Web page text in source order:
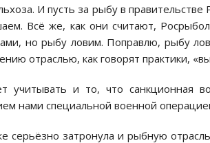
И пусть за рыбу в
Всё же, как они считают,
но рыбу ловим. Поправлю, рыбу
отраслью, как говорят практики,
учитывать и то, что санкционная
нами специальной военной
серьёзно затронула и рыбную